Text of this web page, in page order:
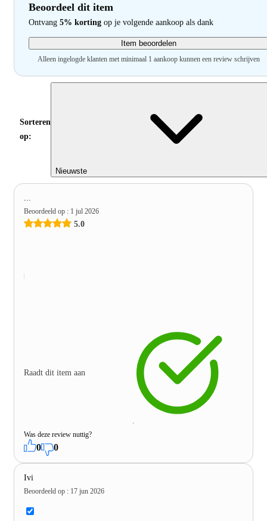
Beoordeel dit item
Ontvang 5% korting op je volgende aankoop als dank
Item beoordelen
Alleen ingelogde klanten met minimaal 1 aankoop kunnen een review schrijven
Sorteren
op:
Nieuwste
Beoordeeld op : 1 jul 2026
5.0
Raadt dit item aan
Was deze review nuttig?
0 0
Ivi
Beoordeeld op : 17 jun 2026